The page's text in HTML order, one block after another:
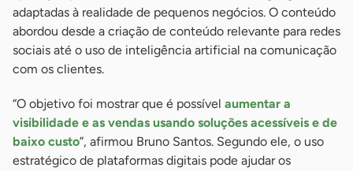
adaptadas à realidade de pequenos negócios. O conteúdo
abordou desde a criação de conteúdo relevante para redes
sociais até o uso de inteligência artificial na comunicação
com os clientes.
“O objetivo foi mostrar que é possível aumentar a
visibilidade e as vendas usando soluções acessíveis e de
baixo custo”, afirmou Bruno Santos. Segundo ele, o uso
estratégico de plataformas digitais pode ajudar os